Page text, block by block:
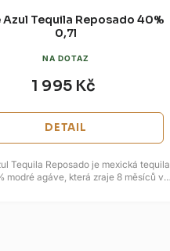
Azul Tequila Reposado 40%
0,7l
NA DOTAZ
1 995 Kč
DETAIL
Tequila Reposado je mexická tequila
modré agáve, která zraje 8 měsíců v